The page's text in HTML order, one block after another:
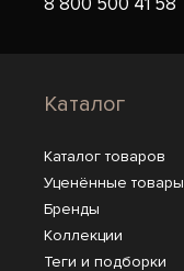
Каталог
Каталог товаров
Уценённые товары
Бренды
Коллекции
Теги и подборки